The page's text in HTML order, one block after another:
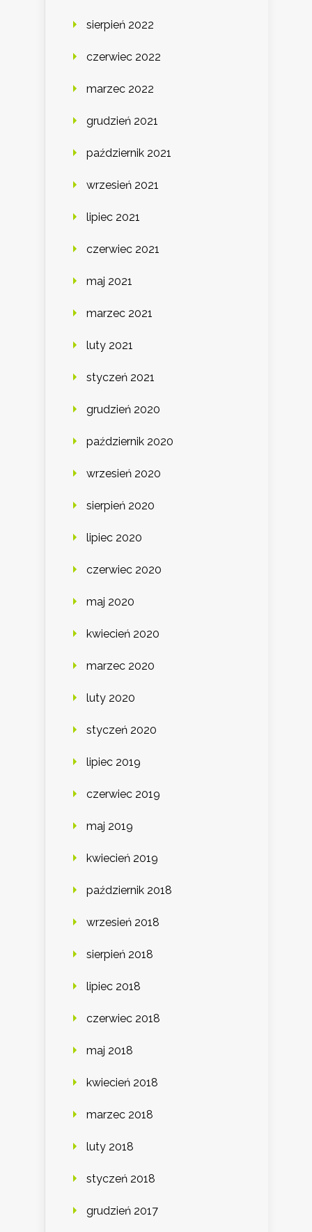
sierpień 2022
czerwiec 2022
marzec 2022
grudzień 2021
październik 2021
wrzesień 2021
lipiec 2021
czerwiec 2021
maj 2021
marzec 2021
luty 2021
styczeń 2021
grudzień 2020
październik 2020
wrzesień 2020
sierpień 2020
lipiec 2020
czerwiec 2020
maj 2020
kwiecień 2020
marzec 2020
luty 2020
styczeń 2020
lipiec 2019
czerwiec 2019
maj 2019
kwiecień 2019
październik 2018
wrzesień 2018
sierpień 2018
lipiec 2018
czerwiec 2018
maj 2018
kwiecień 2018
marzec 2018
luty 2018
styczeń 2018
grudzień 2017